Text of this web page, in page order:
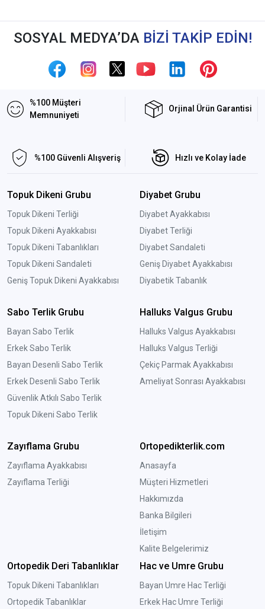
SOSYAL MEDYA’DA BİZİ TAKİP EDİN!
%100 Müşteri
Memnuniyeti
Orjinal Ürün Garantisi
%100 Güvenli Alışveriş Hızlı ve Kolay İade
Topuk Dikeni Grubu
Topuk Dikeni Terliği
Topuk Dikeni Ayakkabısı
Topuk Dikeni Tabanlıkları
Topuk Dikeni Sandaleti
Geniş Topuk Dikeni Ayakkabısı
Diyabet Grubu
Diyabet Ayakkabısı
Diyabet Terliği
Diyabet Sandaleti
Geniş Diyabet Ayakkabısı
Diyabetik Tabanlık
Sabo Terlik Grubu
Bayan Sabo Terlik
Erkek Sabo Terlik
Bayan Desenli Sabo Terlik
Erkek Desenli Sabo Terlik
Güvenlik Atkılı Sabo Terlik
Topuk Dikeni Sabo Terlik
Halluks Valgus Grubu
Halluks Valgus Ayakkabısı
Halluks Valgus Terliği
Çekiç Parmak Ayakkabısı
Ameliyat Sonrası Ayakkabısı
Zayıflama Grubu
Zayıflama Ayakkabısı
Zayıflama Terliği
Ortopedikterlik.com
Anasayfa
Müşteri Hizmetleri
Hakkımızda
Banka Bilgileri
İletişim
Kalite Belgelerimiz
Ortopedik Deri Tabanlıklar
Topuk Dikeni Tabanlıkları
Ortopedik Tabanlıklar
Hac ve Umre Grubu
Bayan Umre Hac Terliği
Erkek Hac Umre Terliği